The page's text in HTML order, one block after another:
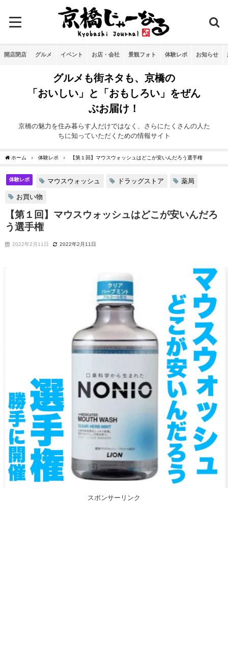
開店閉店 グルメ イベント お店・会社 景観フォト 体験レポ お知らせ
グルメも街ネタも、京橋の
「おいしい」と「おもしろい」をぜん
ぶお届け！
京橋の魅力を住み暮らす人だけではなく、さらにたくさんの人た
ちに知っていただくための情報サイト
ホーム 体験レポ 【第１回】マウスウォッシュはどこが安いんだろう選手権
体験レポ マウスウォッシュ ドラッグストア 薬局
お買い物
【第１回】マウスウォッシュはどこが安いんだろ
う選手権
2022年2月11日 2022年2月11日
スポンサーリンク